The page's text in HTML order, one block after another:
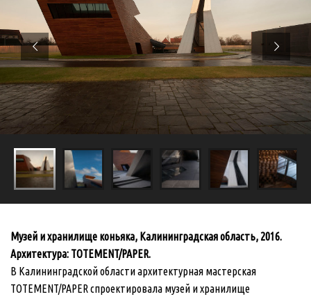
Музей и хранилище коньяка, Калининградская область, 2016.
Архитектура: TOTEMENT/PAPER.
В Калининградской области архитектурная мастерская
TOTEMENT/PAPER спроектировала музей и хранилище